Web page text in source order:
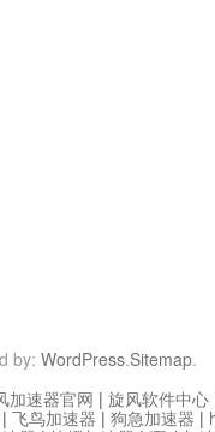
by: WordPress.Sitemap.
加速器官网 | 旋风软件中心
| 飞鸟加速器 | 狗急加速器 |